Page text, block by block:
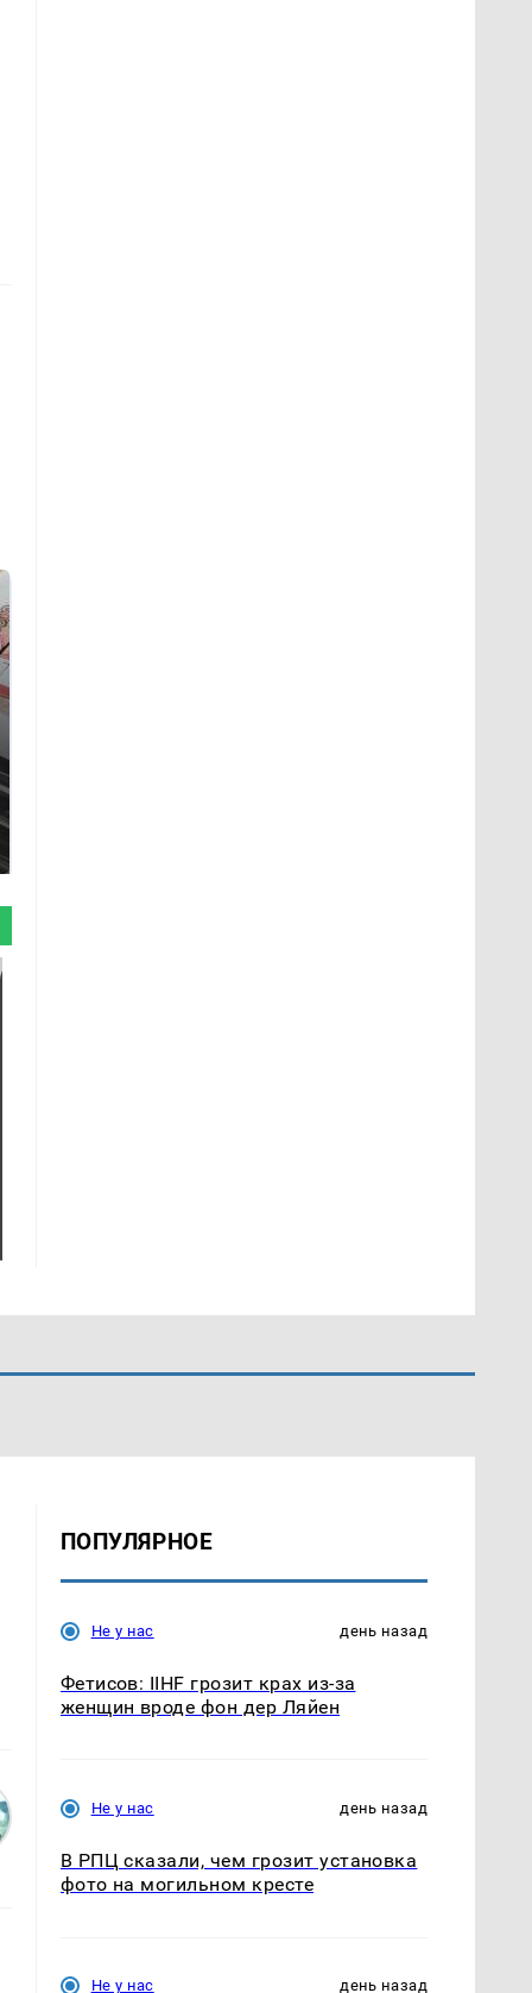
ПОПУЛЯРНОЕ
Не у нас день назад
Фетисов: IIHF грозит крах из-за
женщин вроде фон дер Ляйен
Не у нас день назад
В РПЦ сказали, чем грозит установка
фото на могильном кресте
Не у нас день назад